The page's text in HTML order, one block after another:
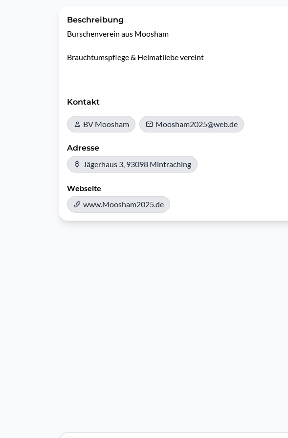
Beschreibung
Burschenverein aus Moosham
Brauchtumspflege & Heimatliebe vereint
Kontakt
BV Moosham Moosham2025@web.de
Adresse
Jägerhaus 3, 93098 Mintraching
Webseite
www.Moosham2025.de